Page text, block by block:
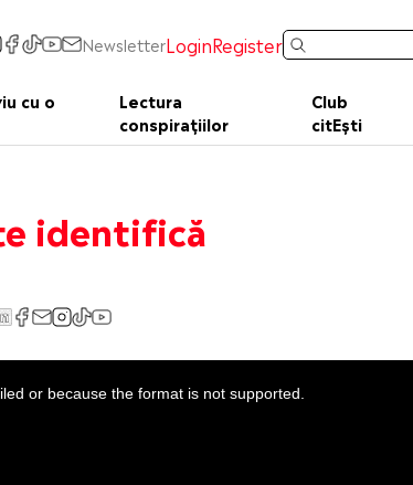
NewsletterLoginRegister
cu o
Lectura
conspirațiilor
Club
citEști
identifică
or because the format is not supported.